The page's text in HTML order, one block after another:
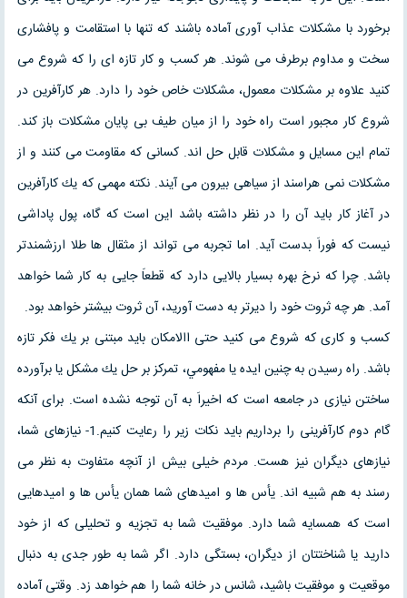
برخورد با مشكلات عذاب آورى آماده باشند كه تنها با استقامت و پافشارى
سخت و مداوم برطرف مى شوند. هر كسب و كار تازه اى را كه شروع مى
كنيد علاوه بر مشكلات معمول‏، مشكلات خاص خود را دارد. هر كارآفرين در
شروع كار مجبور است راه خود را از ميان طيف بى پايان مشكلات باز كند.
تمام اين مسايل و مشكلات قابل حل اند. كسانى كه مقاومت مى كنند و از
مشكلات نمى هراسند از سياهى بيرون مى آيند. نكته مهمى كه يك كارآفرين
در آغاز كار بايد آن را در نظر داشته باشد اين است كه گاه، پول پاداشى
نيست كه فوراَ بدست آيد. اما تجربه مى تواند از مثقال ها طلا ارزشمندتر
باشد. چرا كه نرخ بهره بسيار بالايى دارد كه قطعاَ جايى به كار شما خواهد
آمد. هر چه ثروت خود را ديرتر به دست آوريد، آن ثروت بيشتر خواهد بود.
كسب و كارى كه شروع مى كنيد حتى االامكان بايد مبتنى بر يك فكر تازه
باشد. راه رسيدن به چنين ايده يا مفهومي، تمركز بر حل يك مشكل يا برآورده
ساختن نيازى در جامعه است كه اخيراَ به آن توجه نشده است. براى آنكه
گام دوم كارآفرينى را برداريم بايد نكات زير را رعايت كنيم.1- نيازهاى شما،
نيازهاى ديگران نيز هست. مردم خيلى بيش از آنچه متفاوت به نظر مى
رسند به هم شبيه اند. يأس ها و اميدهاى شما همان يأس ها و اميدهايى
است كه همسايه شما دارد. موفقيت شما به تجزيه و تحليلى كه از خود
داريد يا شناختتان از ديگران، بستگى دارد. اگر شما به طور جدى به دنبال
موقعيت و موفقيت باشيد، شانس در خانه شما را هم خواهد زد. وقتى آماده